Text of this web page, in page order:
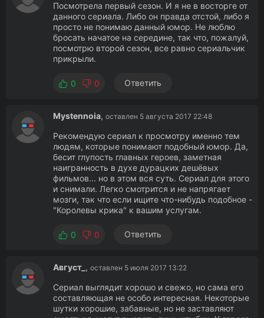
Посмотрела первый сезон. И я не в восторге от
данного сериала. Либо он правда отстой, либо я
просто не понимаю данный юмор. Не люблю
бросать начатое на середине, так что, пожалуй,
посмотрю второй сезон, все равно сериальчик
прикрыли.
0 0 Ответить
Mystennoia, оставлен 5 августа 2017 22:48
Рекомендую сериал к просмотру именно тем
людям, которые понимают подобный юмор. Да,
бесит глупость главных героев, заметная
наигранность в духе дурацких дешёвых
фильмов... но в этом вся суть. Сериал для этого
и снимали. Легко смотрится и не напрягает
мозги, так что если ищите что-нибудь подобное -
"Королевы крика" к вашим услугам.
0 0 Ответить
Август_ , оставлен 5 июля 2017 13:22
Сериал выглядит хорошо и свежо, но сама его
составляющая не особо интересная. Некоторые
шутки хорошие, забавные, но не заставляют